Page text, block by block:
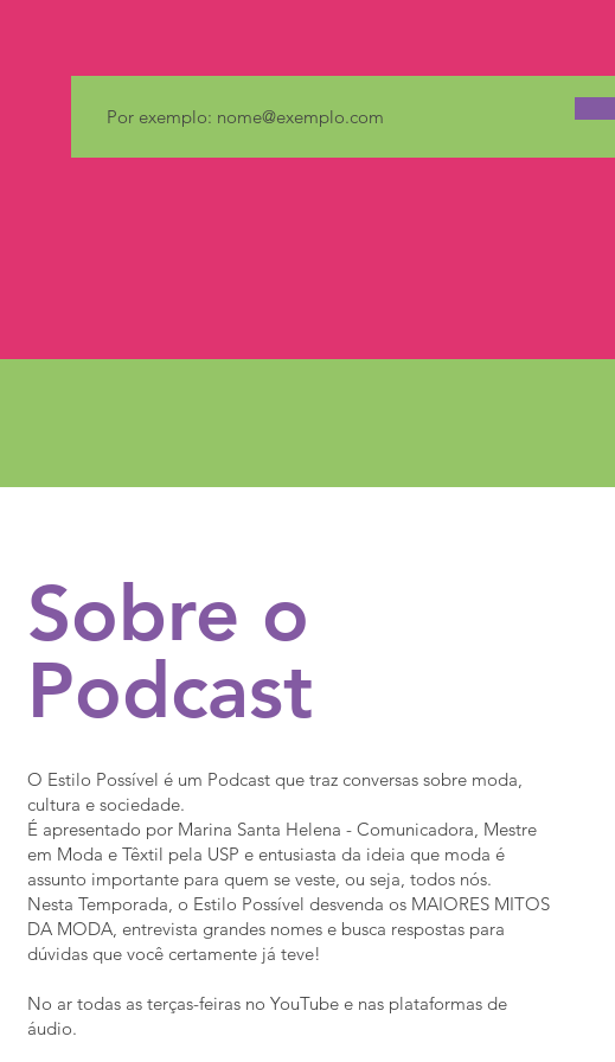
Sobre o
Podcast
O Estilo Possível é um Podcast que traz conversas sobre moda,
cultura e sociedade.
É apresentado por Marina Santa Helena - Comunicadora, Mestre
em Moda e Têxtil pela USP e entusiasta da ideia que moda é
assunto importante para quem se veste, ou seja, todos nós.
Nesta Temporada, o Estilo Possível desvenda os MAIORES MITOS
DA MODA, entrevista grandes nomes e busca respostas para
dúvidas que você certamente já teve!
No ar todas as terças-feiras no YouTube e nas plataformas de
áudio.